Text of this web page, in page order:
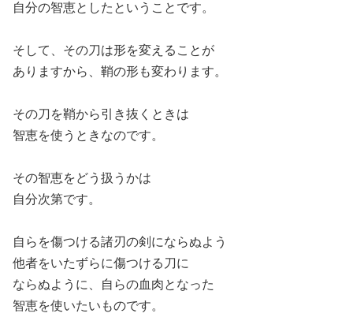
自分の智恵としたということです。
そして、その刀は形を変えることが
ありますから、鞘の形も変わります。
その刀を鞘から引き抜くときは
智恵を使うときなのです。
その智恵をどう扱うかは
自分次第です。
自らを傷つける諸刃の剣にならぬよう
他者をいたずらに傷つける刀に
ならぬように、自らの血肉となった
智恵を使いたいものです。